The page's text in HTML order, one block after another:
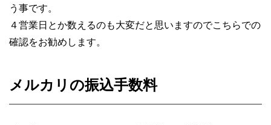
う事です。
４営業日とか数えるのも大変だと思いますのでこちらでの
確認をお勧めします。
メルカリの振込手数料